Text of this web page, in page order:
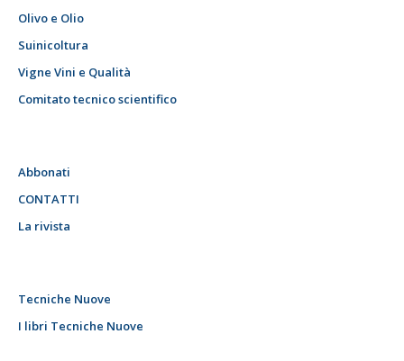
Olivo e Olio
Suinicoltura
Vigne Vini e Qualità
Comitato tecnico scientifico
Abbonati
CONTATTI
La rivista
Tecniche Nuove
I libri Tecniche Nuove